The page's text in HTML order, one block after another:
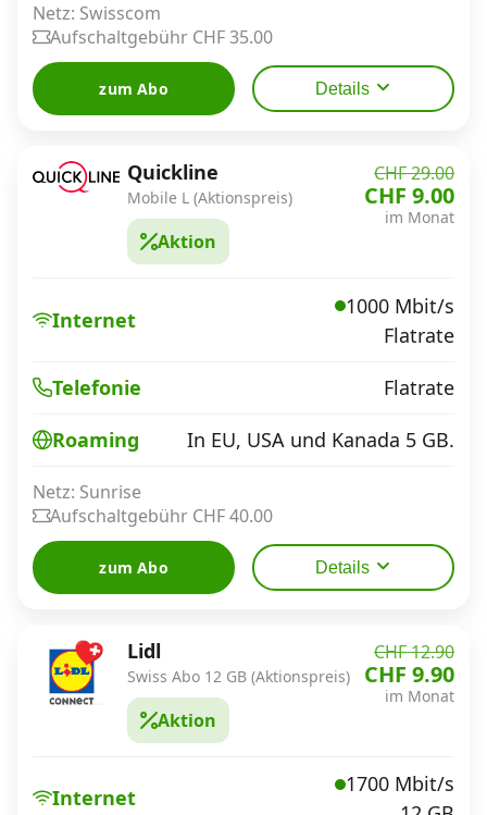
Aktionen
News
Forum
Netz: Swisscom
Aufschaltgebühr CHF 35.00
zum Abo Details
Quickline
Mobile L (Aktionspreis)
Aktion
CHF 29.00
CHF 9.00
im Monat
Internet
1000 Mbit/s
Flatrate
Telefonie Flatrate
Roaming In EU, USA und Kanada 5 GB.
Netz: Sunrise
Aufschaltgebühr CHF 40.00
zum Abo Details
Lidl
Swiss Abo 12 GB (Aktionspreis)
Aktion
CHF 12.90
CHF 9.90
im Monat
Internet
1700 Mbit/s